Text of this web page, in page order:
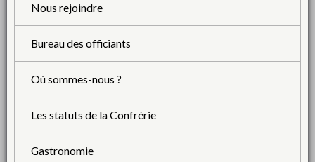
Nous rejoindre
Bureau des officiants
Où sommes-nous ?
Les statuts de la Confrérie
Gastronomie